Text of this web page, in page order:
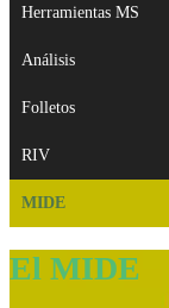
Herramientas MS
Análisis
Folletos
RIV
MIDE
El MIDE